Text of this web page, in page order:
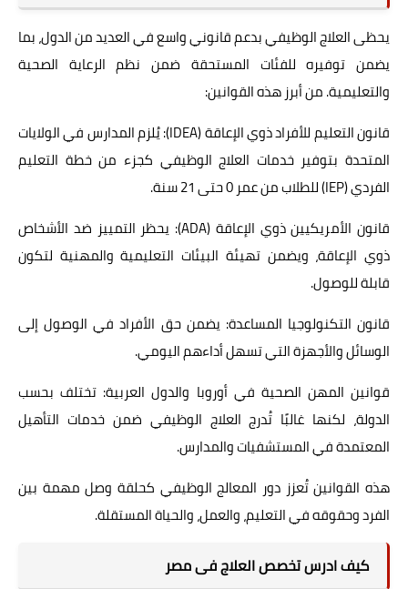
يحظى العلاج الوظيفي بدعم قانوني واسع في العديد من الدول، بما
يضمن توفيره للفئات المستحقة ضمن نظم الرعاية الصحية
والتعليمية. من أبرز هذه القوانين:
قانون التعليم للأفراد ذوي الإعاقة (IDEA): يُلزم المدارس في الولايات
المتحدة بتوفير خدمات العلاج الوظيفي كجزء من خطة التعليم
الفردي (IEP) للطلاب من عمر 0 حتى 21 سنة.
قانون الأمريكيين ذوي الإعاقة (ADA): يحظر التمييز ضد الأشخاص
ذوي الإعاقة، ويضمن تهيئة البيئات التعليمية والمهنية لتكون
قابلة للوصول.
قانون التكنولوجيا المساعدة: يضمن حق الأفراد في الوصول إلى
الوسائل والأجهزة التي تسهل أداءهم اليومي.
قوانين المهن الصحية في أوروبا والدول العربية: تختلف بحسب
الدولة، لكنها غالبًا تُدرج العلاج الوظيفي ضمن خدمات التأهيل
المعتمدة في المستشفيات والمدارس.
هذه القوانين تُعزز دور المعالج الوظيفي كحلقة وصل مهمة بين
الفرد وحقوقه في التعليم، والعمل، والحياة المستقلة.
كيف ادرس تخصص العلاج فى مصر